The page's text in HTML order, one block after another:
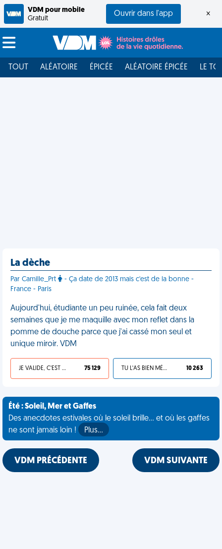
VDM pour mobile
Gratuit
Ouvrir dans l'app ×
TOUT ALÉATOIRE ÉPICÉE ALÉATOIRE ÉPICÉE LE
La dèche
Par Camille_Prt
- Ça date de 2013 mais c'est de la bonne -
France - Paris
Aujourd'hui, étudiante un peu ruinée, cela fait deux
semaines que je me maquille avec mon reflet dans la
pomme de douche parce que j'ai cassé mon seul et
unique miroir. VDM
JE VALIDE, C'EST UNE VDM 75 129 TU L'AS BIEN MÉRITÉ 10 263
Été : Soleil, Mer et Gaffes
Des anecdotes estivales où le soleil brille... et où les gaffes
ne sont jamais loin !
Plus…
VDM PRÉCÉDENTE VDM SUIVANTE